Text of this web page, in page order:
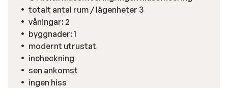
totalt antal rum / lägenheter 3
våningar: 2
byggnader: 1
modernt utrustat
incheckning
sen ankomst
ingen hiss